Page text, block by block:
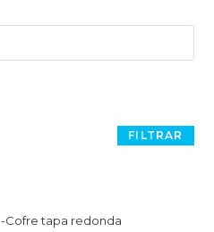
FILTRAR
-Cofre tapa redonda